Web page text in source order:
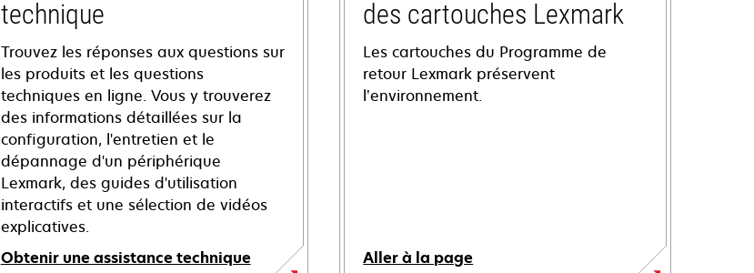
technique
Trouvez les réponses aux questions sur
les produits et les questions
techniques en ligne. Vous y trouverez
des informations détaillées sur la
configuration, l'entretien et le
dépannage d'un périphérique
Lexmark, des guides d'utilisation
interactifs et une sélection de vidéos
explicatives.
Obtenir une assistance technique
des cartouches Lexmark
Les cartouches du Programme de
retour Lexmark préservent
l’environnement.
Aller à la page